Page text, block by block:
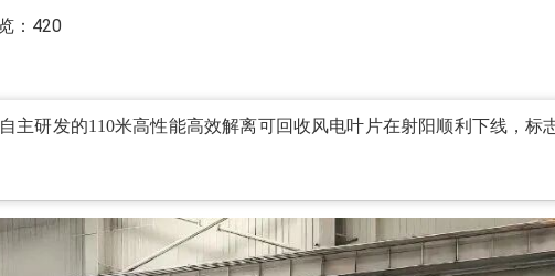
：420
主研发的110米高性能高效解离可回收风电叶片在射阳顺利下线，